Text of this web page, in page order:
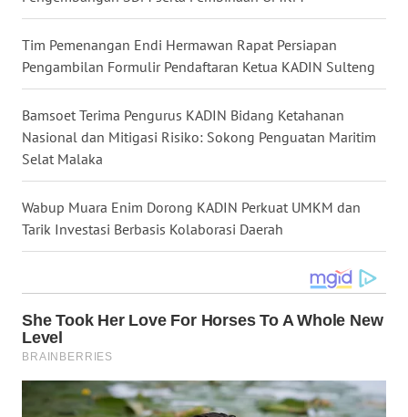
Tim Pemenangan Endi Hermawan Rapat Persiapan
Pengambilan Formulir Pendaftaran Ketua KADIN Sulteng
Bamsoet Terima Pengurus KADIN Bidang Ketahanan
Nasional dan Mitigasi Risiko: Sokong Penguatan Maritim
Selat Malaka
Wabup Muara Enim Dorong KADIN Perkuat UMKM dan
Tarik Investasi Berbasis Kolaborasi Daerah
WN
NUSANTARA
WN
JOGJA
WN
JATIM
WN
WN
KALBAR
WN
KALTENG